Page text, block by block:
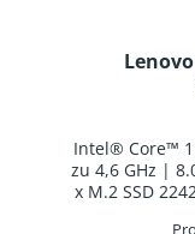
Intel® Core™ 1
zu 4,6 GHz |
x M.2 SSD